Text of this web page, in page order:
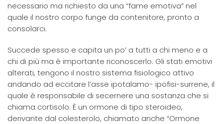
necessario ma richiesto da una “fame emotiva” nel
quale il nostro corpo funge da contenitore, pronto a
consolarci.
Succede spesso e capita un po’ a tutti a chi meno e a
chi di più ma è importante riconoscerlo. Gli stati emotivi
alterati, tengono il nostro sistema fisiologico attivo
andando ad eccitare l’asse ipotalamo- ipofisi-surrene, il
quale è responsabile di secernere una sostanza che si
chiama cortisolo. È un ormone di tipo steroideo,
derivante dal colesterolo, chiamato anche “Ormone